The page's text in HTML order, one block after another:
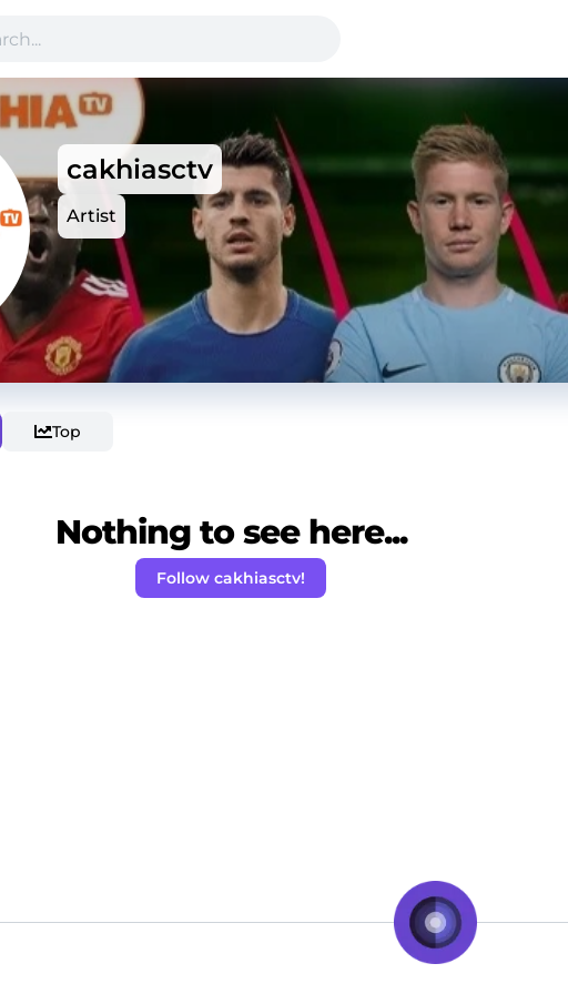
cakhiasctv
Artist
Top
Nothing to see here...
Follow cakhiasctv!